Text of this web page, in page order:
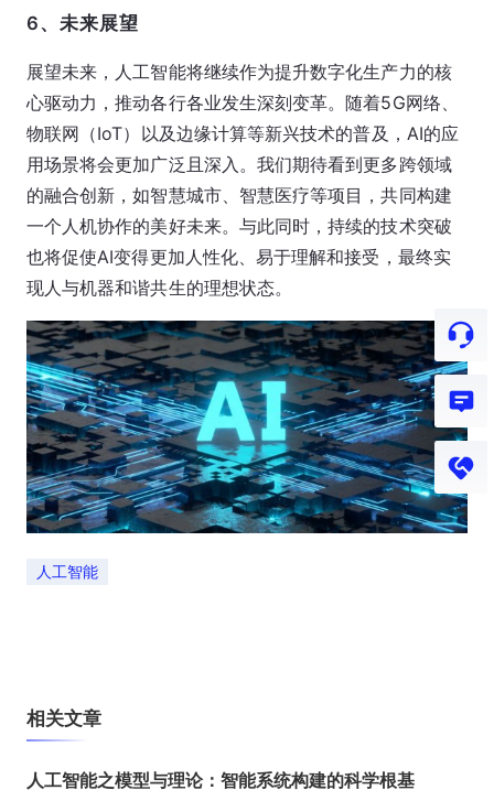
6、未来展望
展望未来，人工智能将继续作为提升数字化生产力的核
心驱动力，推动各行各业发生深刻变革。随着5G网络、
物联网（IoT）以及边缘计算等新兴技术的普及，AI的应
用场景将会更加广泛且深入。我们期待看到更多跨领域
的融合创新，如智慧城市、智慧医疗等项目，共同构建
一个人机协作的美好未来。与此同时，持续的技术突破
也将促使AI变得更加人性化、易于理解和接受，最终实
现人与机器和谐共生的理想状态。
人工智能
相关文章
人工智能之模型与理论：智能系统构建的科学根基